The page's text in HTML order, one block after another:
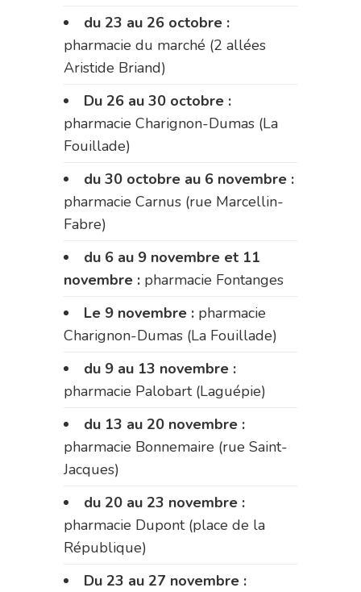
du 23 au 26 octobre :
pharmacie du marché (2 allées
Aristide Briand)
Du 26 au 30 octobre :
pharmacie Charignon-Dumas (La
Fouillade)
du 30 octobre au 6 novembre :
pharmacie Carnus (rue Marcellin-
Fabre)
du 6 au 9 novembre et 11
novembre : pharmacie Fontanges
Le 9 novembre : pharmacie
Charignon-Dumas (La Fouillade)
du 9 au 13 novembre :
pharmacie Palobart (Laguépie)
du 13 au 20 novembre :
pharmacie Bonnemaire (rue Saint-
Jacques)
du 20 au 23 novembre :
pharmacie Dupont (place de la
République)
Du 23 au 27 novembre :